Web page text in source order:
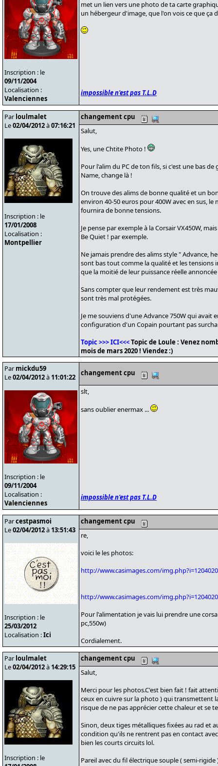
Inscription : le
09/11/2004
Localisation :
Valenciennes
met un lien vers une photo de ta carte
un hébergeur d'image, que l'on vois ce que ça
impossible n'est pas T.L.D
Par loulmalet
Le02/04/2012à07:16:21
Inscription : le
17/01/2008
Localisation :
Montpellier
changement cpu
Salut,
Yes, une Chtite Photo !
Pour l'alim du PC de ton fils, si c'est une bas
Name, change là !
On trouve des alims de bonne qualité et un
environ 40-50 euros pour 400W avec en sus,
fournira de bonne tensions.
Je pense par exemple à la Corsair VX450W,
Be Quiet ! par exemple.
Ne jamais prendre des alims style " Advance,
sont bas tout comme la qualité et les
que la moitié de leur puissance réelle
Sans compter que leur rendement est très
sont très mal protégées.
Je me souviens d'une Advance 750W qui avait
configuration d'un Copain pourtant pas
Topic >>> ICI<<<Topic de Loule : Venez
mois de mars 2020 ! Viendez :)
Par mickdu59
Le02/04/2012à 11:01:22
Inscription : le
09/11/2004
Localisation :
Valenciennes
changement cpu
slt,
sans oublier enermax ...
impossible n'est pas T.L.D
Parcestpasmoi
Le02/04/2012à 13:51:43
Inscription : le
25/03/2012
Localisation :Ici
changement cpu
re,
voici le les photos:
http://www.casimages.com/
http://www.casimages.com/
Pour l'alimentation je vais lui prendre une
pc,550w)
Cordialement.
Par loulmalet
Le02/04/2012à 14:29:15
Inscription : le
changement cpu
Salut,
Merci pour les photos.C'est bien fait ! fait
ceux en cuivre sur la photo ) qui transmettent
risque de ne pas apprécier cette chaleur et se
Sinon, deux tiges métalliques fixées au rad et
condition qu'ils ne rentrent pas en contact
bien les courts circuits lol.
Pareil avec du fil électrique souple ( semi-